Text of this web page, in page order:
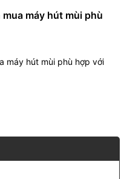
máy hút mùi phù
máy hút mùi phù hợp với